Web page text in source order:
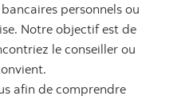
personnels ou
Notre objectif est de
le conseiller ou
afin de comprendre